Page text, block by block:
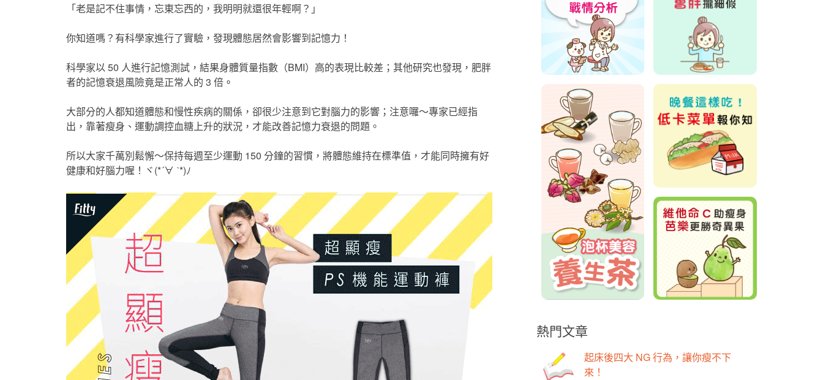
「老是記不住事情，忘東忘西的，我明明就還很年輕啊？」
你知道嗎？有科學家進行了實驗，發現體態居然會影響到記憶力！
科學家以 50 人進行記憶測試，結果身體質量指數（BMI）高的表現比較差；其他研究也發現，肥胖
者的記憶衰退風險竟是正常人的 3 倍 。
大部分的人都知道體態和慢性疾病的關係，卻很少注意到它對腦力的影響；注意囉～專家已經指
出，靠著瘦身、運動調控血糖上升的狀況，才能改善記憶力衰退的問題。
所以大家千萬別鬆懈～保持每週至少運動 150 分鐘的習慣，將體態維持在標準值，才能同時擁有好
健康和好腦力喔！ヾ(*´∀ ˋ*)ﾉ
熱門文章
起床後四大 NG 行為，讓你瘦不下
來！